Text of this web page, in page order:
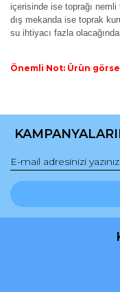
içerisinde ise toprağı nemli
dış mekanda ise toprak
su ihtiyacı fazla
Önemli Not: Ürün
konularda yetersiz
Görüş ve önerileriniz
Ürün resmi
Ürün
Ürün fiyatı diğer